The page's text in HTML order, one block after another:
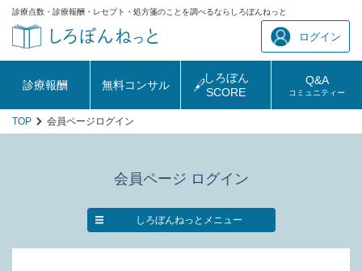
診療点数・診療報酬・レセプト・処方箋のことを調べるならしろぼんねっと
ログイン
診療報酬 無料コンサル
しろぼん
SCORE
Q&A
コミュニティー
TOP 会員ページログイン
会員ページ ログイン
しろぼんねっとメニュー